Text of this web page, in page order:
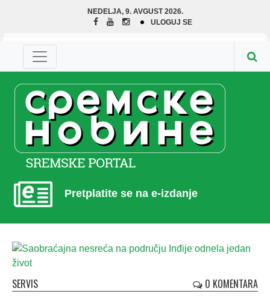
NEDELJA, 9. AVGUST 2026.
ULOGUJ SE
Pretplatite se na e-izdanje
SERVIS 0 KOMENTARA